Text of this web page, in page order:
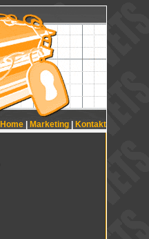
Home Marketing
Kontakt